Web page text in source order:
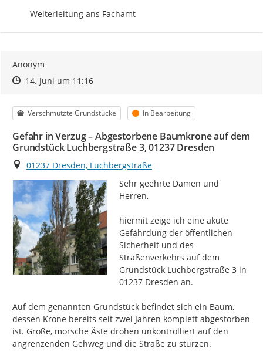
Weiterleitung ans Fachamt
Anonym
Zeitpunkt des Erstellens
Zeitpunkt des Erstellens
14. Juni um 11:16Zur Äußerung
Kategorie
Verschmutzte Grundstücke Status
In Bearbeitung
Gefahr in Verzug – Abgestorbene Baumkrone auf dem
Grundstück Luchbergstraße 3, 01237 Dresden
Ort
01237 Dresden, Luchbergstraße
Sehr geehrte Damen und
Herren,
hiermit zeige ich eine akute
Gefährdung der öffentlichen
Sicherheit und des
Straßenverkehrs auf dem
Grundstück Luchbergstraße 3 in
01237 Dresden an.
Auf dem genannten Grundstück befindet sich ein Baum,
dessen Krone bereits seit zwei Jahren komplett abgestorben
ist. Große, morsche Äste drohen unkontrolliert auf den
angrenzenden Gehweg und die Straße zu stürzen.